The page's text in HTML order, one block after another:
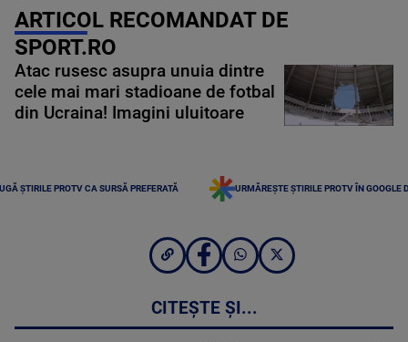
ARTICOL RECOMANDAT DE
SPORT.RO
Atac rusesc asupra unuia dintre
cele mai mari stadioane de fotbal
din Ucraina! Imagini uluitoare
ȘTIRILE PROTV CA SURSĂ PREFERATĂ URMĂREȘTE ȘTIRILE PROTV ÎN GOOGLE
CITEȘTE ȘI...